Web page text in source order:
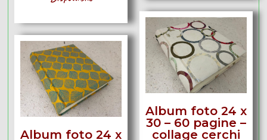
Album foto 24 x
30 – 60 pagine –
collage cerchi
Album foto 24 x